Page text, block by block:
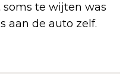
te wijten was
aan de auto zelf.